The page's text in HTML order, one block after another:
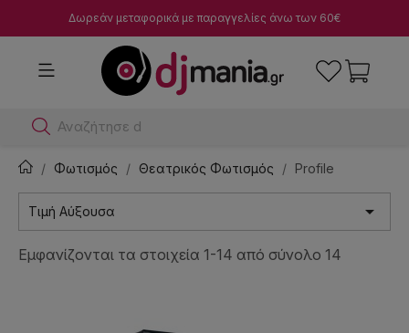
Δωρεάν μεταφορικά με παραγγελίες άνω των 60€
Αναζήτησε dj μίκτες
Φωτισμός Θεατρικός Φωτισμός Profile
Τιμή Αύξουσα 
Εμφανίζονται τα στοιχεία 1-14 από σύνολο 14